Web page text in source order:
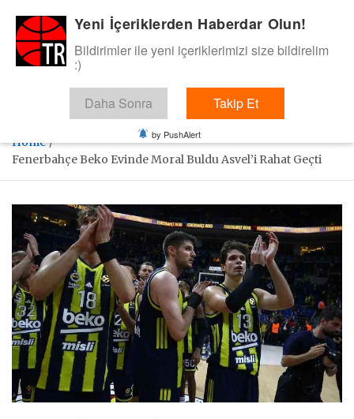
content
BasketTR
Sol dip çizgiden bir basket de bizden gelsin dedik.
Home
Fenerbahçe Beko Evinde Moral Buldu Asvel’i Rahat Geçti
Yeni İçeriklerden Haberdar Olun!
Bildirimler ile yeni içeriklerimizi size bildirelim
:)
Daha Sonra Takip Et
by PushAlert